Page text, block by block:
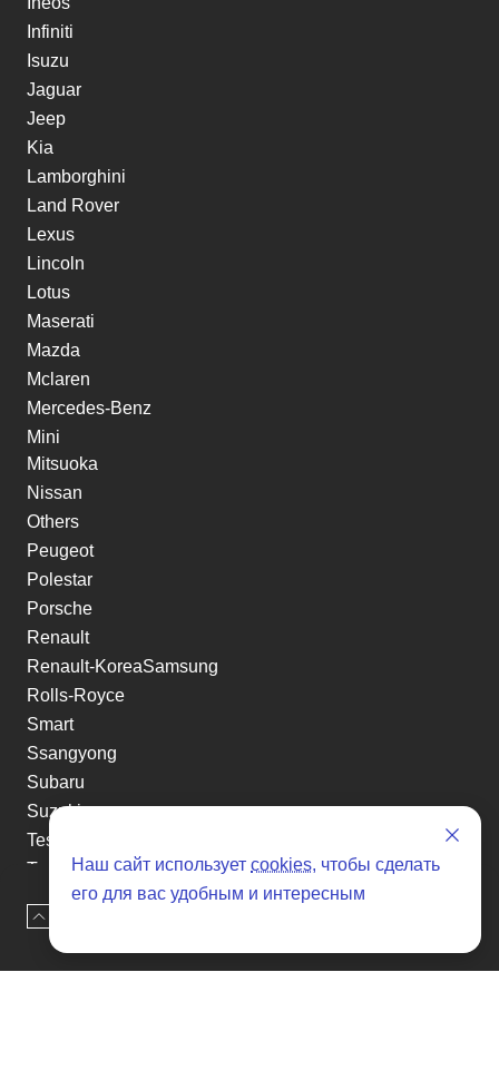
Infiniti
Isuzu
Jaguar
Jeep
Kia
Lamborghini
Land Rover
Lexus
Lincoln
Lotus
Maserati
Mazda
Mclaren
Mercedes-Benz
Mini
Mitsuoka
Nissan
Others
Peugeot
Polestar
Porsche
Renault
Renault-KoreaSamsung
Rolls-Royce
Smart
Ssangyong
Subaru
Suzuki
Tesla
Toyota
Volkswagen
Volvo
Xin yuan
Наш сайт использует cookies, чтобы сделать
его для вас удобным и интересным